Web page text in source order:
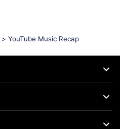
> YouTube Music Recap